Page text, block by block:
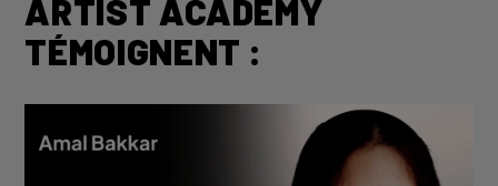
ARTIST ACADEMY
TÉMOIGNENT :